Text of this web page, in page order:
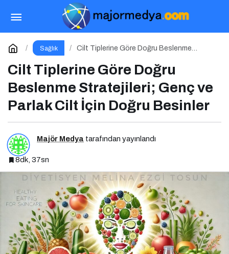
Sağlık
Cilt Tiplerine Göre Doğru Beslenme
Besinler
Cilt Tiplerine Göre Doğru
Beslenme Stratejileri; Genç ve
Parlak Cilt İçin Doğru Besinler
Majör Medya tarafından yayınlandı
8dk, 37sn
Doğadan Gelen Yeşil Mucize: Matcha Çayı
Yorum Yap